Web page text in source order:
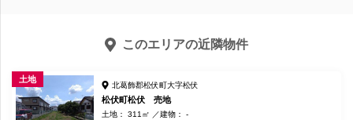
このエリアの近隣物件
土地
北葛飾郡松伏町大字松伏
松伏町松伏 売地
土地： 311㎡ 建物： -